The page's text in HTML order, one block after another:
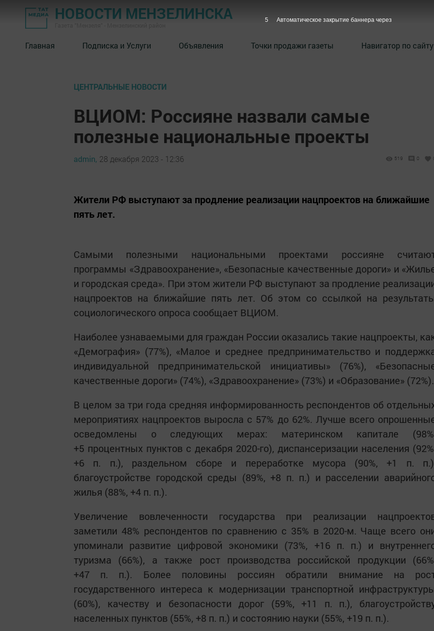
НОВОСТИ МЕНЗЕЛИНСКА
Главная Подписка и Услуги Объявления Точки продажи газеты Навигатор по сайту
ЦЕНТРАЛЬНЫЕ НОВОСТИ
ВЦИОМ: Россияне назвали самые
полезные национальные проекты
admin, 28 декабря 2023 - 12:36 519 0
Жители РФ выступают за продление реализации нацпроектов на ближайшие
пять лет.
Самыми полезными национальными проектами россияне
программы «Здравоохранение», «Безопасные качественные дороги» и
и городская среда». При этом жители РФ выступают за продление
нацпроектов на ближайшие пять лет. Об этом со ссылкой на
социологического опроса сообщает ВЦИОМ.
Наиболее узнаваемыми для граждан России оказались такие нацпроекты,
«Демография» (77%), «Малое и среднее предпринимательство и
индивидуальной предпринимательской инициативы» (76%),
качественные дороги» (74%), «Здравоохранение» (73%) и «Образование» (72%).
В целом за три года средняя информированность респондентов об
мероприятиях нацпроектов выросла с 57% до 62%. Лучше всего
осведомлены о следующих мерах: материнском капитале
+5 процентных пунктов с декабря 2020-го), диспансеризации населения
+6 п. п.), раздельном сборе и переработке мусора (90%, +1 п.
благоустройстве городской среды (89%, +8 п. п.) и расселении
жилья (88%, +4 п. п.).
Увеличение вовлеченности государства при реализации
заметили 48% респондентов по сравнению с 35% в 2020-м. Чаще всего
упоминали развитие цифровой экономики (73%, +16 п. п.) и
туризма (66%), а также рост производства российской продукции
+47 п. п.). Более половины россиян обратили внимание на
государственного интереса к модернизации транспортной
(60%), качеству и безопасности дорог (59%, +11 п. п.),
населенных пунктов (55%, +8 п. п.) и состоянию науки (55%, +19 п. п.).
4 Автоматическое закрытие баннера через